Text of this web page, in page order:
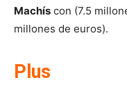
Machís con (7.5
millones de euros).
Plus